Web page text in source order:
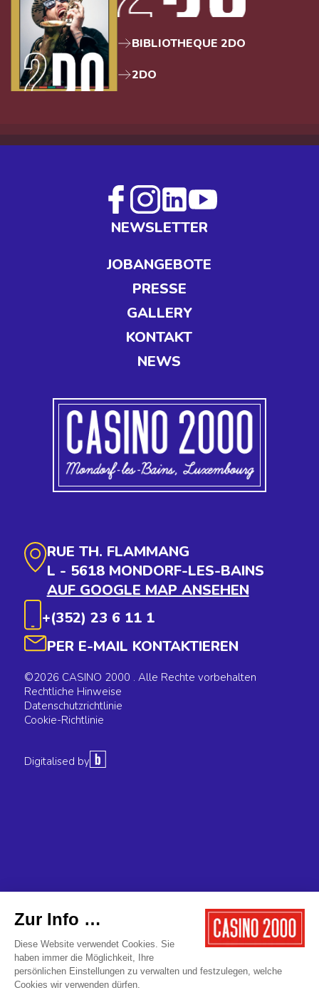
BIBLIOTHEQUE 2DO
2DO
RUE TH. FLAMMANG
L - 5618 MONDORF-LES-BAINS
AUF GOOGLE MAP ANSEHEN
+(352) 23 6 11 1
PER E-MAIL KONTAKTIEREN
©2026 CASINO 2000 . Alle Rechte vorbehalten
Rechtliche Hinweise
Datenschutzrichtlinie
Cookie-Richtlinie
Digitalised by
NEWSLETTER
JOBANGEBOTE
PRESSE
GALLERY
KONTAKT
NEWS